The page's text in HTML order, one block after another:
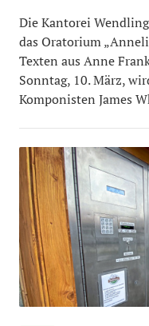
Die Kantorei
das Oratorium
Texten aus Anne
Sonntag, 10. März,
Komponisten James